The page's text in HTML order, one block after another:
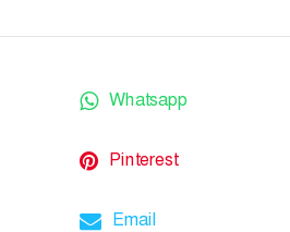
Whatsapp
Pinterest
Email